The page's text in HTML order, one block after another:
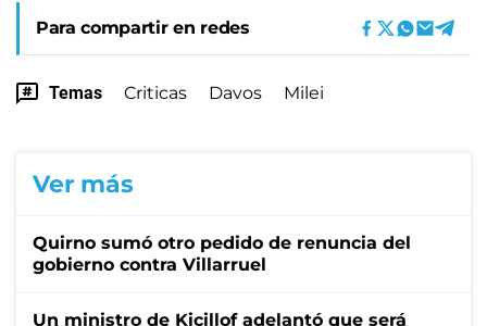
Para compartir en redes
Temas Criticas Davos Milei
Ver más
Quirno sumó otro pedido de renuncia del
gobierno contra Villarruel
Un ministro de Kicillof adelantó que será